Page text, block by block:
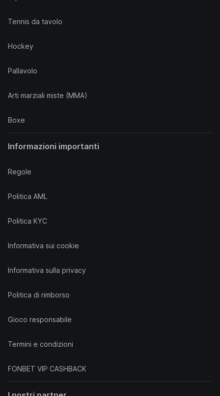
Tennis da tavolo
Hockey
Pallavolo
Arti marziali miste (MMA)
Boxe
Informazioni importanti
Regole
Politica AML
Politica KYC
Informativa sui cookie
Informativa sulla privacy
Politica di rimborso
Gioco responsabile
Termini e condizioni
FONBET VIP CASHBACK